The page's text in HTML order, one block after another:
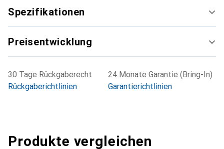
Spezifikationen
Preisentwicklung
30 Tage Rückgaberecht
Rückgaberichtlinien
24 Monate Garantie (Bring-In)
Garantierichtlinien
Produkte vergleichen